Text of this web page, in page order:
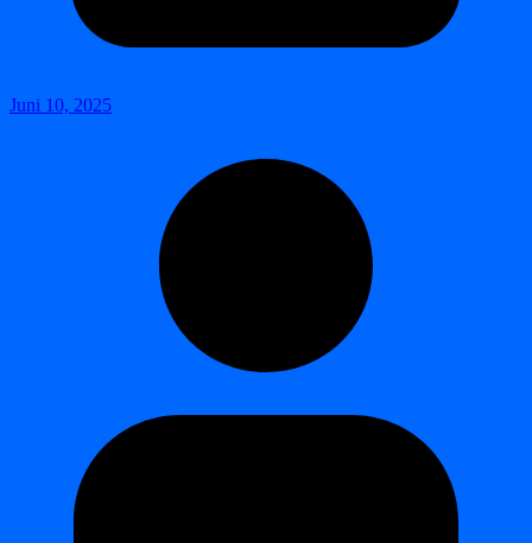
Juni 10, 2025